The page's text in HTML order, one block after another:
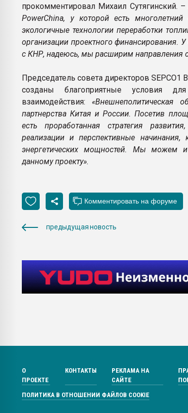
прокомментировал Михаил Сутягинский. –
PowerChina, у которой есть
экологичные технологии переработки
организации проектного финансирования.
с КНР, надеюсь, мы расширим направления
Председатель совета директоров SEPCO1
созданы благоприятные условия для
взаимодействия: «Внешнеполитическая
партнерства Китая и России. Посетив
есть проработанная стратегия
реализации и перспективные начинания,
энергетических мощностей. Мы можем
данному проекту».
предыдущая новость
О
ПРОЕКТЕ
КОНТАКТЫ
РЕКЛАМА НА
САЙТЕ
ПОЛИТИКА В ОТНОШЕНИИ ФАЙЛОВ COOKIE